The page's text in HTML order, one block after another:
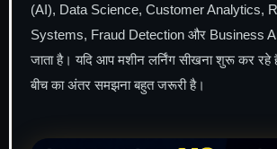
(AI), Data Science, Customer Analytics,
Systems, Fraud Detection और Business
जाता है। यदि आप मशीन लर्निंग सीखना शुरू कर रहे
बीच का अंतर समझना बहुत जरूरी है।